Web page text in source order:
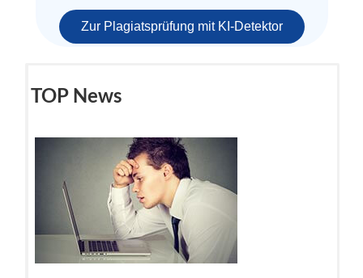
Zur Plagiatsprüfung mit KI-Detektor
TOP News